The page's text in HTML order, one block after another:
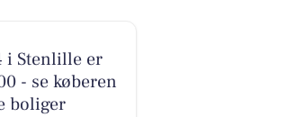
i Stenlille er
- se køberen
boliger